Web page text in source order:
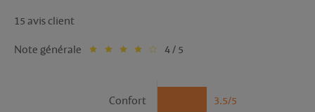
15 avis client
Note générale 4 / 5
3.5/5
Confort